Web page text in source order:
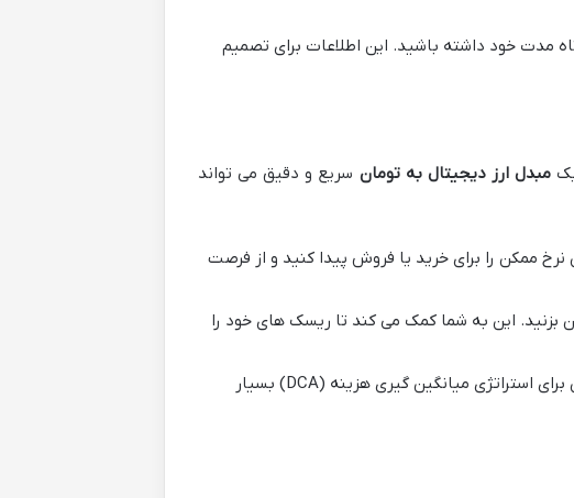
مدت خود داشته باشید. این اطلاعات برای تصمیم
یکمبدل ارز دیجیتال به تومان سریع و دقیق می تواند
ممکن را برای خرید یا فروش پیدا کنید و از فرصت
بزنید. این به شما کمک می کند تا ریسک های خود را
میانگین قیمت خرید دارایی های خود را محاسبه کنید. این برای استراتژی میانگین گیری هزینه (DCA) بسیار